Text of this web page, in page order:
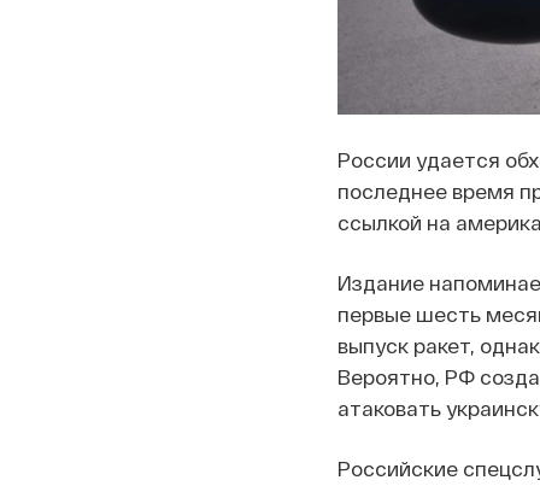
России удается
последнее время
ссылкой на
Издание
первые шесть
выпуск ракет,
Вероятно, РФ
атаковать
Российские